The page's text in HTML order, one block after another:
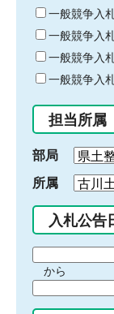
キ
ー
ワ
ー
ド
入
力
一般競争入
一般競争入
一般競争入
一般競争入
担当所属
部局
所属
入札公告
間
始
から
間